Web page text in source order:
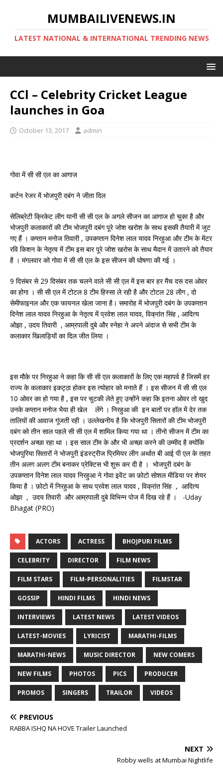
MUMBAILIVENEWS.IN
LATEST NATIONAL & INTERNATIONAL TRENDING NEWS
CCl – Celebrity Cricket League
launches in Goa
October 13, 2017 admin
गोवा में सी सी एल का आगाज
कर्टन रेजर में भोजपुरी दबंग ने जीता दिल
सेलिब्रेटी क्रिकेट लीग यानी सी सी एल के अगले सीजन का आगाज हो चुका है और
भोजपुरी कलाकारों की टीम भोजपुरी दबंग पूरे जोश खरोश के साथ इसकी तैयारी में जुट
गए हैं । कप्तान मनोज तिवारी , उपकप्तान दिनेश लाल यादव निरहुआ और टीम के मेंटर
रवि किशन के नेतृत्व में टीम इस बार पूरे जोश खरोस के साथ मैदान में उतारने को तैयार
है । मंगलवार को गोवा में सी सी एल के इस सीजन की घोषणा की गई ।
9 दिसंबर से 29 दिसंबर तक चलने वाले सी सी एल में इस बार हर मैच दस दस ओवर
का होगा । सी सी एल में टोटल 8 टीम हिस्सा ले रही है और टोटल 28 लीग , दो
सेमीफाइनल और एक फायनल खेला जाना है। समारोह में भोजपुरी दबंग के उपकप्तान
दिनेश लाल यादव निरहुआ के नेतृत्व में प्रवेश लाल यादव, विक्रांत सिंह , आदित्य
ओझा , उदय तिवारी , आम्रपाली दुबे और स्नेहा ने अपने अंदाज से सभी टीम के
कलाकार खिलाड़ियों का दिल जीत लिया ।
इस मौके पर निरहुआ ने कहा कि सी सी एल कलाकारों के लिए एक महापर्व है जिसमें हर
राज्य के कलाकार इकट्ठा होकर इस त्योहार को मनाते हैं । इस सीजन में सी सी एल
10 ओवर का हो गया है , इस पर चुटकी लेते हुए उन्होंने कहा कि इतना ओवर तो खुद
उनके कप्तान मनोज भैया ही खेल लेंगे । निरहुआ की इन बातों पर हॉल में देर तक
तालियों की आवाज गूंजती रही । उल्लेखनीय है कि भोजपुरी सितारों की टीम भोजपुरी
दबंग को तीन साल पहले सी सी एल में शामिल किया गया था । तीनो सीजन में टीम का
प्रदर्शन अच्छा रहा था । इस साल टीम के और भी अच्छा करने की उम्मीद है क्योंकि
भोजपुरिया सितारों ने भोजपुरी इंडस्ट्रीज प्रिमियर लीग अर्थात बी आई पी एल के तहत
तीन अलग अलग टीम बनाकर प्रेक्टिस भी शुरू कर दी है । भोजपुरी दबंग के
उपकप्तान दिनेश लाल यादव निरहुआ ने गोवा इवेंट का फ़ोटो सोशल मीडिया पर शेयर
किया है । फ़ोटो में निरहुआ के साथ प्रवेश लाल यादव , विक्रांत सिंह , आदित्य
ओझा , उदय तिवारी और आम्रपाली दुबे विभिन्न पोज में दिख रहे हैं । -Uday
Bhagat (PRO)
ACTORS ACTRESS BHOJPURI FILMS
CELEBRITY DIRECTOR FILM NEWS
FILM STARS FILM-PERSONALITIES FILMSTAR
GOSSIP HINDI FILMS HINDI NEWS
INTERVIEWS LATEST NEWS LATEST VIDEOS
LATEST-MOVIES LYRICIST MARATHI-FILMS
MARATHI-NEWS MUSIC DIRECTOR NEW COMERS
NEW FILMS PHOTOS PICS PRODUCER
PROMOS SINGERS TRAILOR VIDEOS
PREVIOUS
RABBA ISHQ NA HOVE Trailer Launched
NEXT
Robby wells at Mumbai Nightlife